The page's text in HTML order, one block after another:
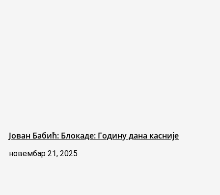
Јован Бабић: Блокаде: Годину дана касније
новембар 21, 2025